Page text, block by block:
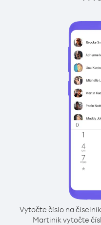
Vytočte číslo na
Martinik vytočte